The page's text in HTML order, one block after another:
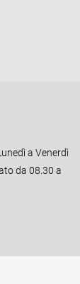
a Venerdì
da 08.30 a